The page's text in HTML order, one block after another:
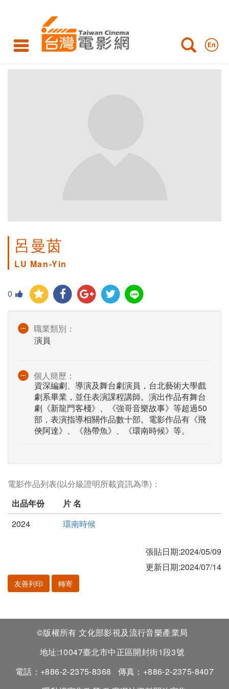
呂曼茵
LU Man-Yin
0
職業類別：
演員
個人簡歷：
資深編劇、導演及舞台劇演員，台北藝術大學戲
劇系畢業，並任表演課程講師。演出作品有舞台
劇《新龍門客棧》、《強哥音樂故事》等超過50
部，表演指導相關作品數十部。電影作品有《飛
俠阿達》、《熱帶魚》、《環南時候》等。
電影作品列表(以分級證明所載資訊為準)：
出品年份
片 名
2024
環南時候
張貼日期:2024/05/09
更新日期:2024/07/14
友善列印 轉寄
©版權所有 文化部影視及流行音樂產業局
地址:10047臺北市中正區開封街1段3號
電話：+886-2-2375-8368
傳真：+886-2-2375-8407